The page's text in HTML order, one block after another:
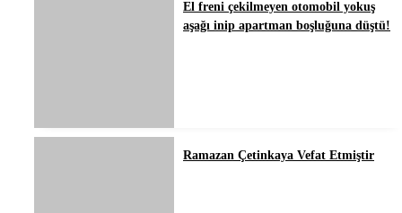
El freni çekilmeyen otomobil yokuş
aşağı inip apartman boşluğuna düştü!
Ramazan Çetinkaya Vefat Etmiştir